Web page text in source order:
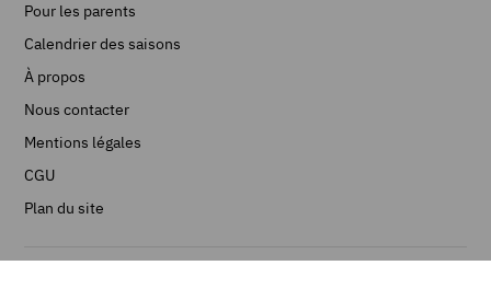
Pour les parents
Calendrier des saisons
À propos
Nous contacter
Mentions légales
CGU
Plan du site